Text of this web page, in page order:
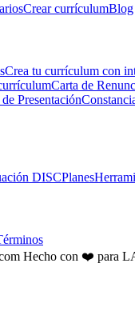
Crear currículumBlog
Crea tu currículum con
Carta de
Presentación
DISCPlanes
Hecho con ❤️ para